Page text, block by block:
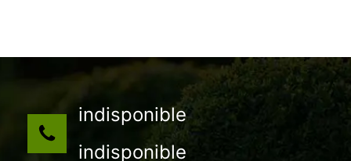
indisponible
indisponible